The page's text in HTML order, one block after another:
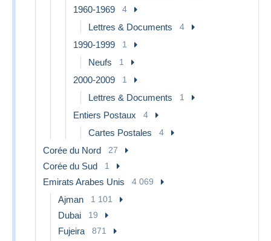
1960-1969 4
Lettres & Documents 4
1990-1999 1
Neufs 1
2000-2009 1
Lettres & Documents 1
Entiers Postaux 4
Cartes Postales 4
Corée du Nord 27
Corée du Sud 1
Emirats Arabes Unis 4 069
Ajman 1 101
Dubai 19
Fujeira 871